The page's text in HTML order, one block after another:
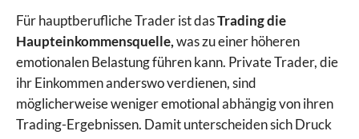
Für hauptberufliche Trader ist dasTrading die
Haupteinkommensquelle,was zu einer höheren
emotionalen Belastung führen kann. Private Trader, die
ihr Einkommen anderswo verdienen, sind
möglicherweise weniger emotional abhängig von ihren
Trading-Ergebnissen. Damit unterscheiden sich Druck